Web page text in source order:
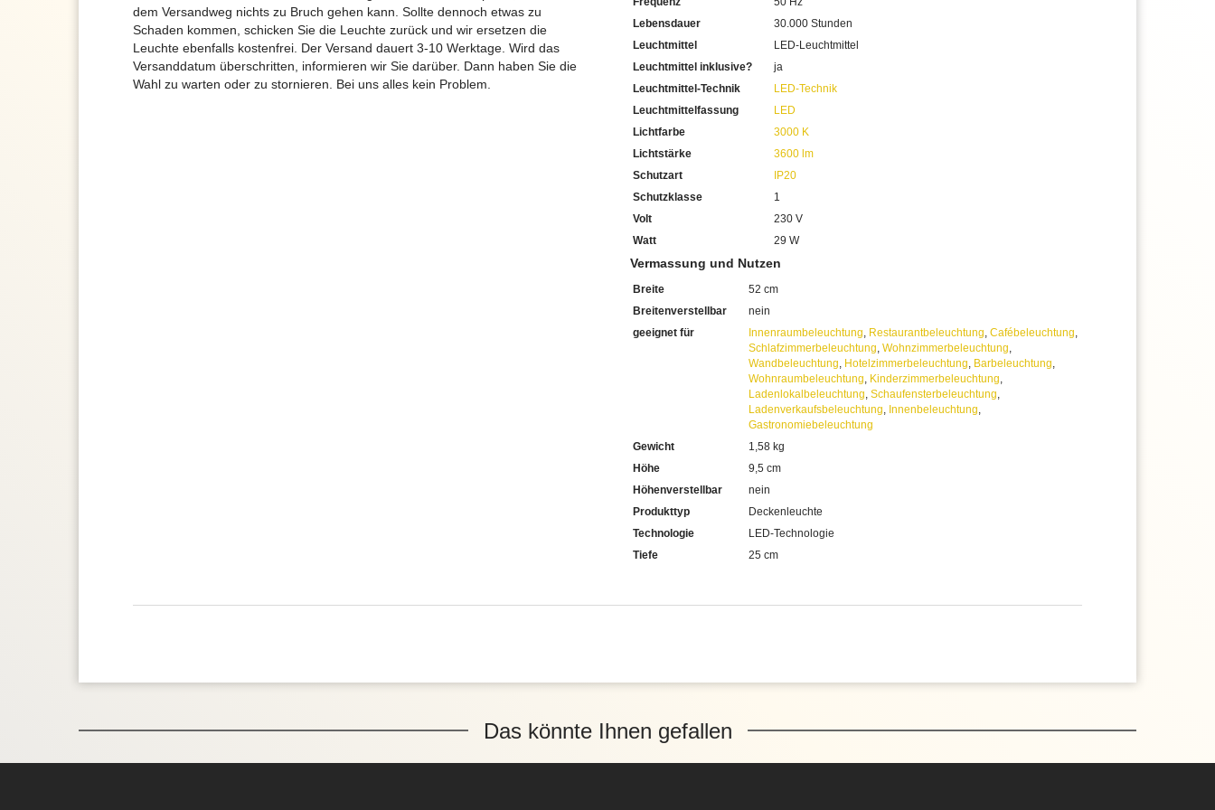
Sie haben bei uns 5 Jahre Garantie, statt der üblichen 2 Jahre
Bei Fragen, kontaktieren Sie uns jederzeit
Wir freuen uns auf Ihre Anfragen
dem Versandweg nichts zu Bruch gehen kann. Sollte dennoch etwas zu
Schaden kommen, schicken Sie die Leuchte zurück und wir ersetzen die
Leuchte ebenfalls kostenfrei. Der Versand dauert 3-10 Werktage. Wird das
Versanddatum überschritten, informieren wir Sie darüber. Dann haben Sie die
Wahl zu warten oder zu stornieren. Bei uns alles kein Problem.
Lebensdauer
30.000 Stunden
Leuchtmittel
LED-Leuchtmittel
Leuchtmittel inklusive?
ja
Leuchtmittel-Technik
LED-Technik
Leuchtmittelfassung
LED
Lichtfarbe
3000 K
Lichtstärke
3600 lm
Schutzart
IP20
Schutzklasse
1
Volt
230 V
Watt
29 W
Vermassung und Nutzen
Breite
52 cm
Breitenverstellbar
nein
geeignet für
Innenraumbeleuchtung, Restaurantbeleuchtung, Cafébeleuchtung,
Schlafzimmerbeleuchtung, Wohnzimmerbeleuchtung,
Wandbeleuchtung, Hotelzimmerbeleuchtung, Barbeleuchtung,
Wohnraumbeleuchtung, Kinderzimmerbeleuchtung,
Ladenlokalbeleuchtung, Schaufensterbeleuchtung,
Ladenverkaufsbeleuchtung, Innenbeleuchtung,
Gastronomiebeleuchtung
Gewicht
1,58 kg
Höhe
9,5 cm
Höhenverstellbar
nein
Produkttyp
Deckenleuchte
Technologie
LED-Technologie
Tiefe
25 cm
Das könnte Ihnen gefallen